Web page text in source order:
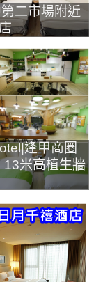
二市場附近
逢甲商圈
米高植生牆